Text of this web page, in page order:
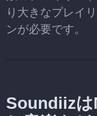
り大きなプレイ
ンが必要です。
Soundiiz